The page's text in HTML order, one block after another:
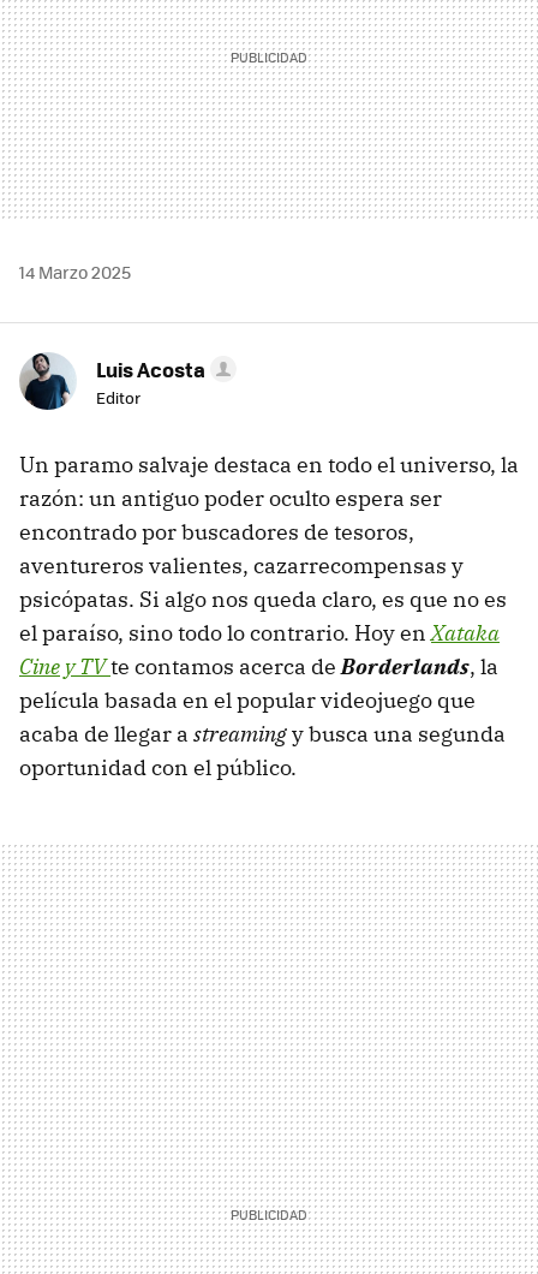
14 Marzo 2025
Luis Acosta
Editor
Un paramo salvaje destaca en todo el universo, la
razón: un antiguo poder oculto espera ser
encontrado por buscadores de tesoros,
aventureros valientes, cazarrecompensas y
psicópatas. Si algo nos queda claro, es que no es
el paraíso, sino todo lo contrario. Hoy enXataka
Cine y TVte contamos acerca deBorderlands, la
película basada en el popular videojuego que
acaba de llegar a streamingy busca una segunda
oportunidad con el público.